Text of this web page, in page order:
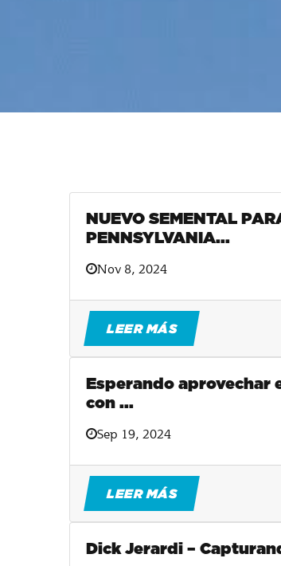
NUEVO SEMENTAL
PENNSYLVANIA...
Nov 8, 2024
LEER MÁS
Esperando aprovechar
con ...
Sep 19, 2024
LEER MÁS
Dick Jerardi –